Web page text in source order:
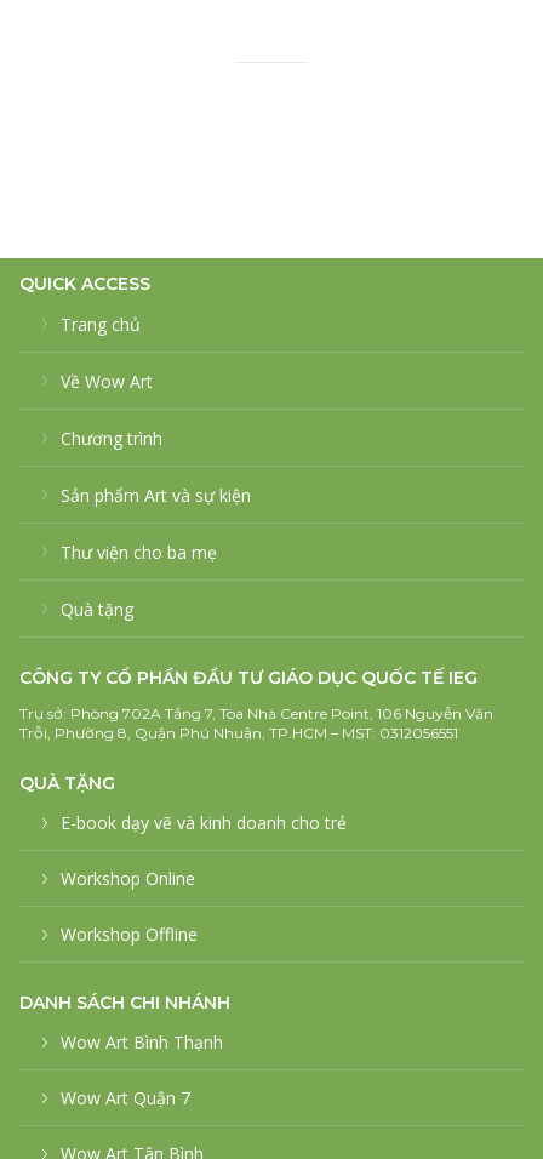
QUICK ACCESS
Trang chủ
Về Wow Art
Chương trình
Sản phẩm Art và sự kiện
Thư viện cho ba mẹ
Quà tặng
CÔNG TY CỔ PHẦN ĐẦU TƯ GIÁO DỤC QUỐC TẾ IEG
Trụ sở: Phòng 702A Tầng 7, Tòa Nhà Centre Point, 106 Nguyễn Văn
Trỗi, Phường 8, Quận Phú Nhuận, TP.HCM – MST: 0312056551
QUÀ TẶNG
E-book dạy vẽ và kinh doanh cho trẻ
Workshop Online
Workshop Offline
DANH SÁCH CHI NHÁNH
Wow Art Bình Thạnh
Wow Art Quận 7
Wow Art Tân Bình